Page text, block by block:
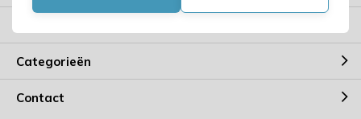
Categorieën
Contact